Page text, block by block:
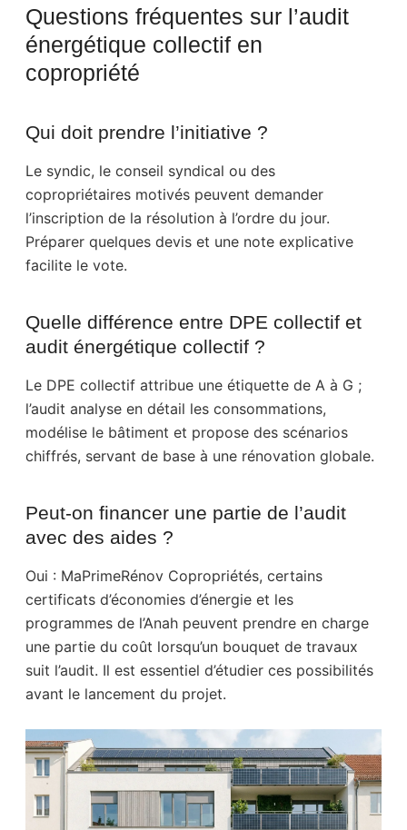
Questions fréquentes sur l’audit
énergétique collectif en
copropriété
Qui doit prendre l’initiative ?
Le syndic, le conseil syndical ou des
copropriétaires motivés peuvent demander
l’inscription de la résolution à l’ordre du jour.
Préparer quelques devis et une note explicative
facilite le vote.
Quelle différence entre DPE collectif et
audit énergétique collectif ?
Le DPE collectif attribue une étiquette de A à G ;
l’audit analyse en détail les consommations,
modélise le bâtiment et propose des scénarios
chiffrés, servant de base à une rénovation globale.
Peut-on financer une partie de l’audit
avec des aides ?
Oui : MaPrimeRénov Copropriétés, certains
certificats d’économies d’énergie et les
programmes de l’Anah peuvent prendre en charge
une partie du coût lorsqu’un bouquet de travaux
suit l’audit. Il est essentiel d’étudier ces possibilités
avant le lancement du projet.